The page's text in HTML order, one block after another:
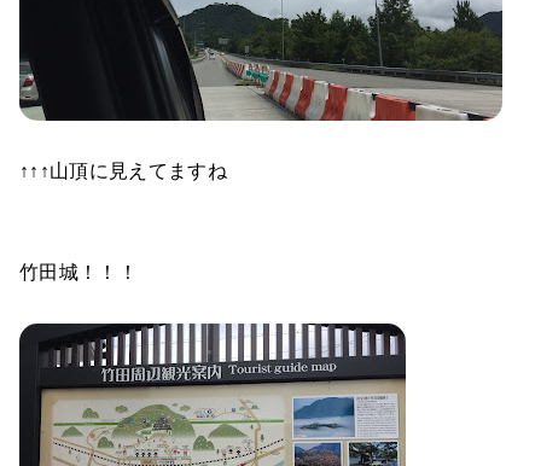
↑↑↑山頂に見えてますね
竹田城！！！